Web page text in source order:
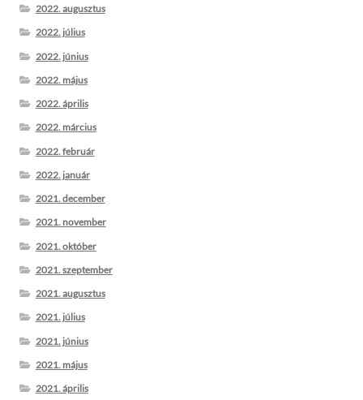
2022. augusztus
2022. július
2022. június
2022. május
2022. április
2022. március
2022. február
2022. január
2021. december
2021. november
2021. október
2021. szeptember
2021. augusztus
2021. július
2021. június
2021. május
2021. április